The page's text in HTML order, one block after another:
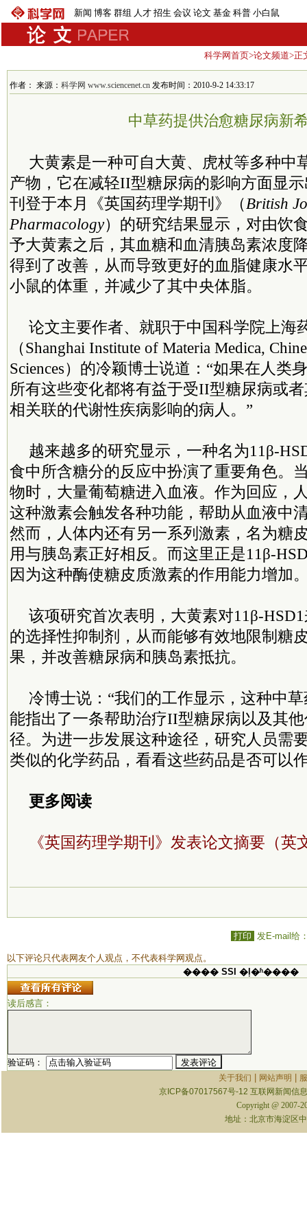
新闻 博客 群组 人才 招生 会议 论文 基金 科普 小白鼠
科学网首页>论文频道>正
作者： 来源： 科学网 www.sciencenet.cn 发布时间：2010-9-2 14:33:17
中草药提供治愈糖尿病新
大黄素是一种可自大黄、虎杖等多种中
产物，它在减轻II型糖尿病的影响方面显
刊登于本月《英国药理学期刊》（British
Pharmacology）的研究结果显示，对由饮
予大黄素之后，其血糖和血清胰岛素浓度
得到了改善，从而导致更好的血脂健康水
小鼠的体重，并减少了其中央体脂。
论文主要作者、就职于中国科学院上海
（Shanghai Institute of Materia Medica,
Sciences）的冷颖博士说道：“如果在人类
所有这些变化都将有益于受II型糖尿病或
相关联的代谢性疾病影响的病人。”
越来越多的研究显示，一种名为11β-
食中所含糖分的反应中扮演了重要角色。
物时，大量葡萄糖进入血液。作为回应，
这种激素会触发各种功能，帮助从血液中
然而，人体内还有另一系列激素，名为糖
用与胰岛素正好相反。而这里正是11β-
因为这种酶使糖皮质激素的作用能力增加
该项研究首次表明，大黄素对11β-
的选择性抑制剂，从而能够有效地限制糖
果，并改善糖尿病和胰岛素抵抗。
冷博士说：“我们的工作显示，这种中
能指出了一条帮助治疗II型糖尿病以及其
径。为进一步发展这种途径，研究人员需
类似的化学药品，看看这些药品是否可以
更多阅读
《英国药理学期刊》发表论文摘要（英
打印 发E-mail给
以下评论只代表网友个人观点，不代表科学网观点。
���� SSI �ļ�ʱ����
读后感言：
验证码：
关于我们 | 网站声明 |
京ICP备07017567号-12 互联网新闻信
Copyright @ 2007-
地址：北京市海淀区